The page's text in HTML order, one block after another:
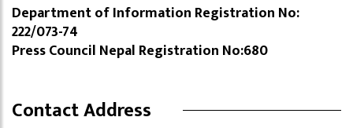
Department of Information Registration No:
222/073-74
Press Council Nepal Registration No:680
Contact Address